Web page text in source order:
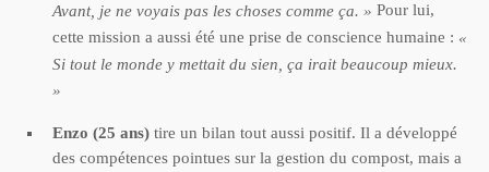
Avant, je ne voyais pas les choses comme ça. » Pour lui,
cette mission a aussi été une prise de conscience humaine : «
Si tout le monde y mettait du sien, ça irait beaucoup mieux.
»
Enzo (25 ans) tire un bilan tout aussi positif. Il a développé
des compétences pointues sur la gestion du compost, mais a